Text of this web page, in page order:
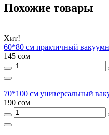
Похожие товары
Хит!
60*80 см практичный
145 сом
70*100 см универсальный
190 сом